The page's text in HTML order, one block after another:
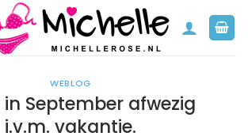
WEBLOG
in September afwezig
i.v.m. vakantie.